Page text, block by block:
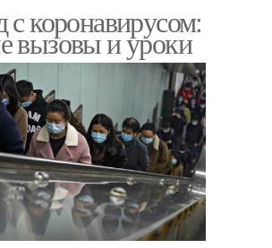
коронавирусом:
вызовы и уроки